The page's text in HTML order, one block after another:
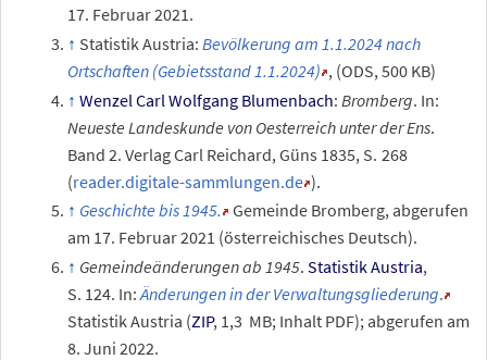
17. Februar 2021.
Statistik Austria:Bevölkerung am 1.1.2024 nach
Ortschaften (Gebietsstand 1.1.2024) , (ODS, 500 KB)
Wenzel Carl Wolfgang Blumenbach: Bromberg. In:
Neueste Landeskunde von Oesterreich unter der Ens.
Band 2. Verlag Carl Reichard, Güns 1835, S. 268
(reader.digitale-sammlungen.de ).
Geschichte bis 1945.
Gemeinde Bromberg, abgerufen
am 17. Februar 2021 (österreichisches Deutsch).
Gemeindeänderungen ab 1945.Statistik Austria,
S. 124. In:Änderungen in der Verwaltungsgliederung.
Statistik Austria (ZIP, 1,3 MB; Inhalt PDF); abgerufen am
8. Juni 2022.